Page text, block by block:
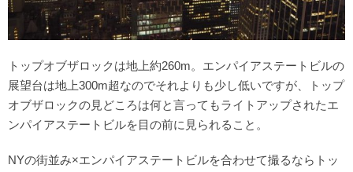
トップオブザロックは地上約260m。エンパイアステートビルの
展望台は地上300m超なのでそれよりも少し低いですが、トップ
オブザロックの見どころは何と言ってもライトアップされたエ
ンパイアステートビルを目の前に見られること。
NYの街並み×エンパイアステートビルを合わせて撮るならトッ